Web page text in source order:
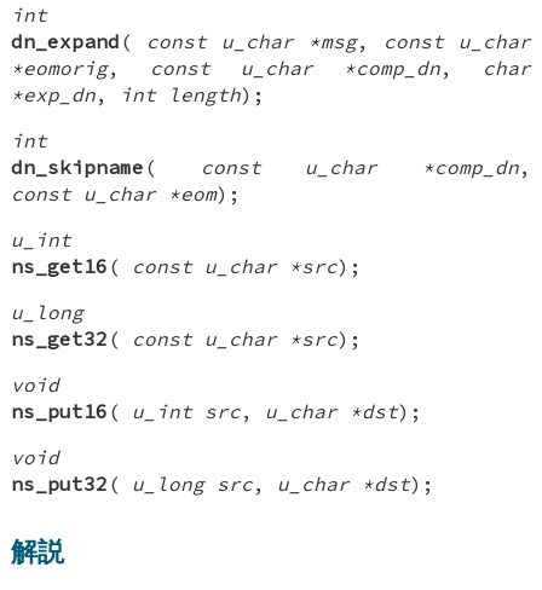
int
dn_expand ( const u_char *msg,
const u_char
*eomorig, const u_char *comp_dn,
char
*exp_dn, int length);
int
dn_skipname ( const u_char *comp_dn,
const u_char *eom);
u_int
ns_get16 ( const u_char *src);
u_long
ns_get32 ( const u_char *src);
void
ns_put16 ( u_int src, u_char *dst);
void
ns_put32 ( u_long src, u_char *dst);
解説